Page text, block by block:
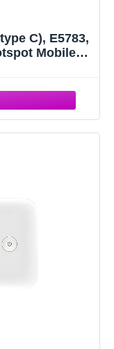
C), E5783,
Mobile
Garanzia